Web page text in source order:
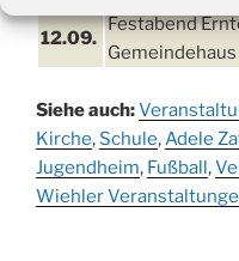
12.09.
Festabend
13.09.
Stadtteilhaus
19.09.
Siehe auch:
Kirche, Schule,Adele
Jugendheim, Fußball,
Wiehler